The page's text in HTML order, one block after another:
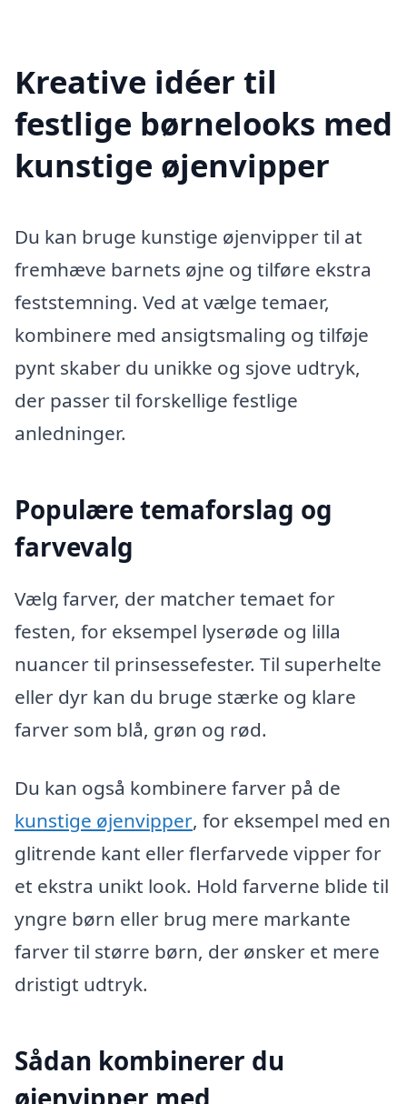
Kreative idéer til
festlige børnelooks med
kunstige øjenvipper
Du kan bruge kunstige øjenvipper til at
fremhæve barnets øjne og tilføre ekstra
feststemning. Ved at vælge temaer,
kombinere med ansigtsmaling og tilføje
pynt skaber du unikke og sjove udtryk,
der passer til forskellige festlige
anledninger.
Populære temaforslag og
farvevalg
Vælg farver, der matcher temaet for
festen, for eksempel lyserøde og lilla
nuancer til prinsessefester. Til superhelte
eller dyr kan du bruge stærke og klare
farver som blå, grøn og rød.
Du kan også kombinere farver på de
kunstige øjenvipper, for eksempel med en
glitrende kant eller flerfarvede vipper for
et ekstra unikt look. Hold farverne blide til
yngre børn eller brug mere markante
farver til større børn, der ønsker et mere
dristigt udtryk.
Sådan kombinerer du